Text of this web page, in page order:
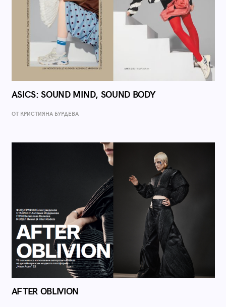
ASICS: SOUND MIND, SOUND BODY
ОТ КРИСТИЯНА БУРДЕВА
AFTER OBLIVION